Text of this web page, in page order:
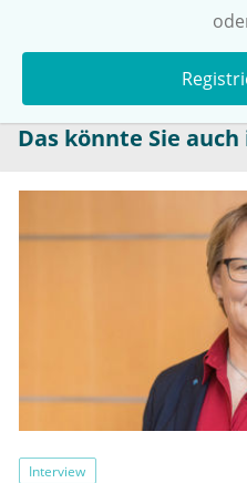
Das könnte Sie
Interview